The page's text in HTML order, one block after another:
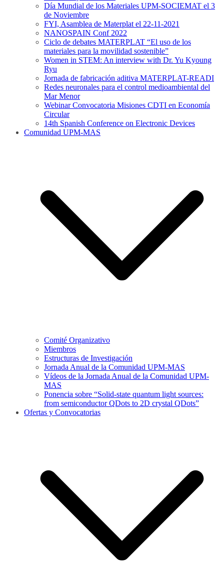
Día Mundial de los Materiales UPM-SOCIEMAT el 3
de Noviembre
FYI, Asamblea de Materplat el 22-11-2021
NANOSPAIN Conf 2022
Ciclo de debates MATERPLAT “El uso de los
materiales para la movilidad sostenible”
Women in STEM: An interview with Dr. Yu Kyoung
Ryu
Jornada de fabricación aditiva MATERPLAT-READI
Redes neuronales para el control medioambiental del
Mar Menor
Webinar Convocatoria Misiones CDTI en Economía
Circular
14th Spanish Conference on Electronic Devices
Comunidad UPM-MAS
Comité Organizativo
Miembros
Estructuras de Investigación
Jornada Anual de la Comunidad UPM-MAS
Vídeos de la Jornada Anual de la Comunidad UPM-
MAS
Ponencia sobre “Solid-state quantum light sources:
from semiconductor QDots to 2D crystal QDots”
Ofertas y Convocatorias